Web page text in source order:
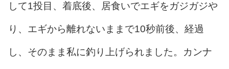
して1投目、着底後、居食いでエギをガジガジや
り、エギから離れないままで10秒前後、経過
し、そのまま私に釣り上げられました。カンナ